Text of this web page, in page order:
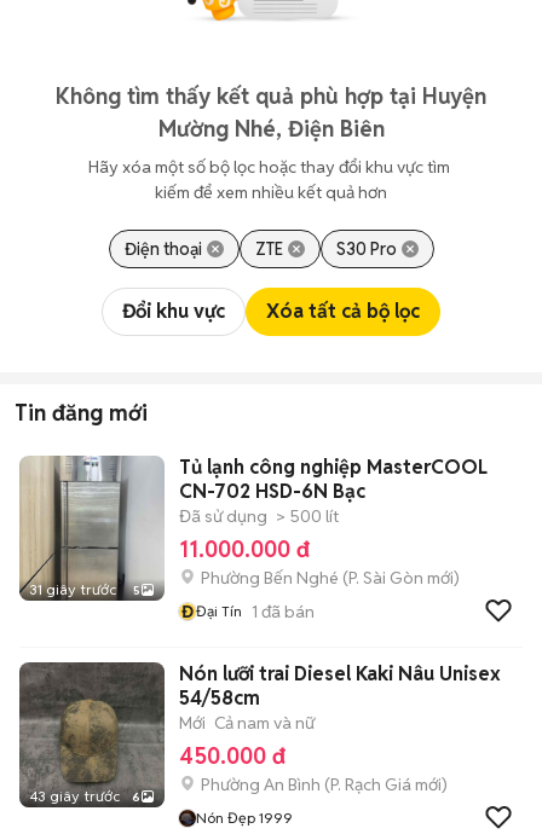
Không tìm thấy kết quả phù hợp tại Huyện
Mường Nhé, Điện Biên
Hãy xóa một số bộ lọc hoặc thay đổi khu vực tìm
kiếm để xem nhiều kết quả hơn
Điện thoại ZTE S30 Pro
Đổi khu vực Xóa tất cả bộ lọc
Tin đăng mới
31 giây trước 5
Tủ lạnh công nghiệp MasterCOOL
CN-702 HSD-6N Bạc
Đã sử dụng > 500 lít
11.000.000 đ
Phường Bến Nghé (P. Sài Gòn mới)
ĐĐại Tín 1 đã bán
43 giây trước 6
Nón lưỡi trai Diesel Kaki Nâu Unisex
54/58cm
Mới Cả nam và nữ
450.000 đ
Phường An Bình (P. Rạch Giá mới)
Nón Đẹp 1999